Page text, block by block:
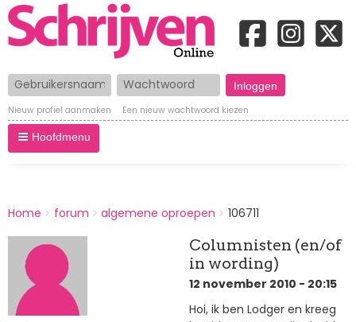
Gebruikersnaam Wachtwoord
Nieuw profiel aanmaken Een nieuw wachtwoord kiezen
Hoofdmenu
BREADCRUMBS
You
here:
Home forum algemene oproepen 106711
Columnisten (en/of
in wording)
12 november 2010 - 20:15
Hoi, ik ben Lodger en kreeg